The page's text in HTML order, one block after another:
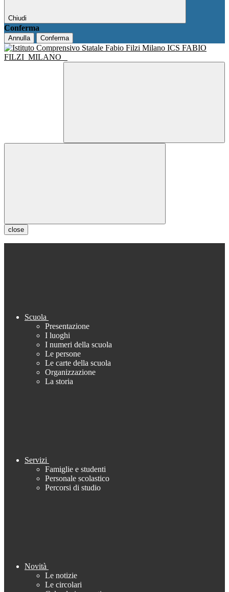
Chiudi
Conferma
Annulla Conferma
ICS FABIO
FILZI MILANO
close
Scuola
Presentazione
I luoghi
I numeri della scuola
Le persone
Le carte della scuola
Organizzazione
La storia
Servizi
Famiglie e studenti
Personale scolastico
Percorsi di studio
Novità
Le notizie
Le circolari